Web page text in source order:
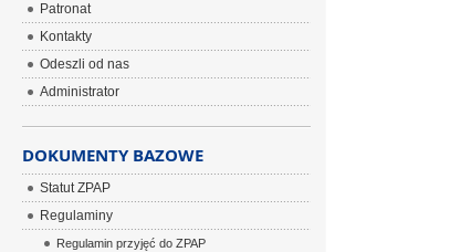
Patronat
Kontakty
Odeszli od nas
Administrator
DOKUMENTY BAZOWE
Statut ZPAP
Regulaminy
Regulamin przyjęć do ZPAP